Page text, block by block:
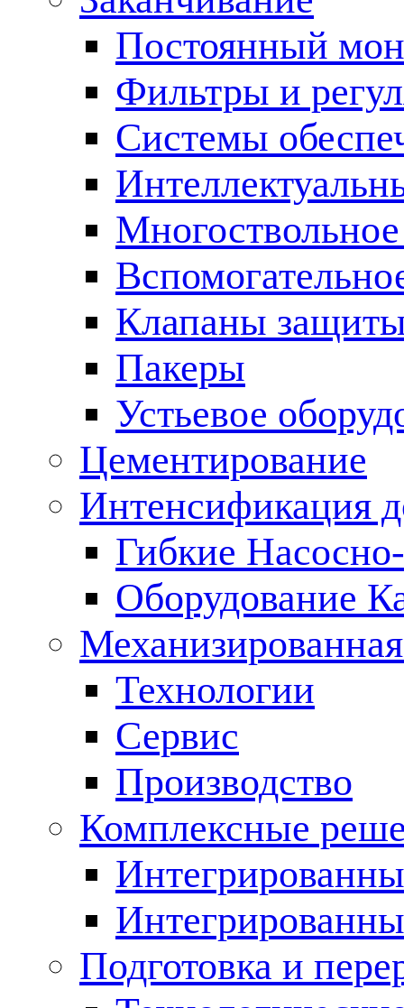
Постоянный
Фильтры и
Cистемы
Клапаны
Пакеры
Устьевое
Цементирование
Интенсификация
Гибкие
Оборудование
Технологии
Сервис
Производство
Комплексные
Подготовка и